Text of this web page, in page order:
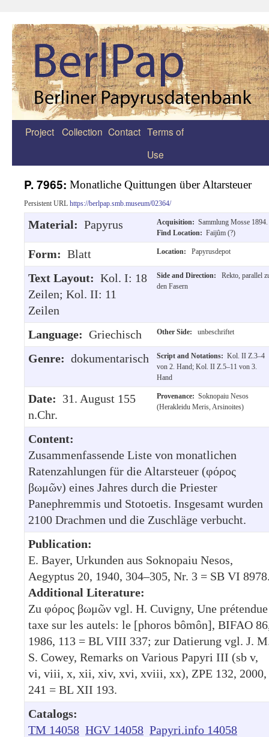
Zum
Project Collection Contact Terms of
Use
P. 7965: Monatliche Quittungen über Altarsteuer
Persistent URL https://berlpap.smb.museum/02364/
Material: Papyrus Acquisition: Sammlung Mosse 1894.
Find Location: Faijûm (?)
Form: Blatt Location: Papyrusdepot
Text Layout: Kol. I: 18
Zeilen; Kol. II: 11
Zeilen
Side and Direction:
Rekto, parallel
den Fasern
Language: Griechisch Other Side: unbeschriftet
Genre: dokumentarisch Script and Notations: Kol. II Z.3–4
von 2. Hand; Kol. II Z.5–11 von 3.
Hand
Date: 31. August 155
n.Chr.
Provenance: Soknopaiu Nesos
(Herakleidu Meris, Arsinoites)
Content:
Zusammenfassende Liste von monatlichen
Ratenzahlungen für die Altarsteuer (φόρος
βωμῶν) eines Jahres durch die Priester
Panephremmis und Stotoetis. Insgesamt wurden
2100 Drachmen und die Zuschläge verbucht.
Publication:
E. Bayer, Urkunden aus Soknopaiu Nesos,
Aegyptus 20, 1940, 304–305, Nr. 3 = SB VI
Additional Literature:
Zu φόρος βωμῶν vgl. H. Cuvigny, Une prétendue
taxe sur les autels: le [phoros bômôn], BIFAO
1986, 113 = BL VIII 337; zur Datierung vgl. J.
S. Cowey, Remarks on Various Papyri III (sb v,
vi, viii, x, xii, xiv, xvi, xviii, xx), ZPE 132, 2000,
241 = BL XII 193.
Catalogs:
TM 14058 HGV 14058 Papyri.info 14058